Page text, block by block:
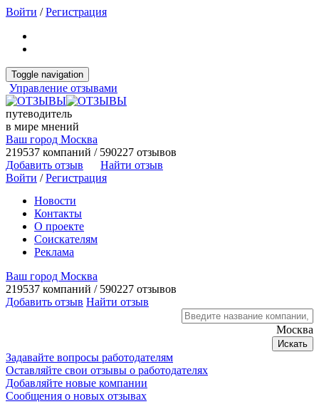
Войти /Регистрация
Toggle navigation
Управление отзывами
путеводитель
в мире мнений
Ваш город Москва
219537 компаний / 590227 отзывов
Добавить отзыв
Найти отзыв
Войти /Регистрация
Новости
Контакты
О проекте
Соискателям
Реклама
Ваш город Москва
219537 компаний / 590227 отзывов
Добавить отзыв Найти отзыв
Москва
Искать
Задавайте вопросы работодателям
Оставляйте свои отзывы о работодателях
Добавляйте новые компании
Сообщения о новых отзывах